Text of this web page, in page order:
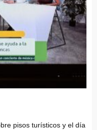
pisos turísticos y el día